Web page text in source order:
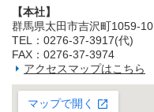
【本社】
群馬県太田市吉沢町1059-10
TEL：0276-37-3917(代)
FAX：0276-37-3974
アクセスマップはこちら